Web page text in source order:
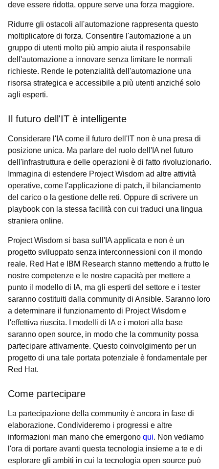
deve essere ridotta, oppure serve una forza maggiore.
Ridurre gli ostacoli all'automazione rappresenta questo
moltiplicatore di forza. Consentire l'automazione a un
gruppo di utenti molto più ampio aiuta il responsabile
dell'automazione a innovare senza limitare le normali
richieste. Rende le potenzialità dell'automazione una
risorsa strategica e accessibile a più utenti anziché solo
agli esperti.
Il futuro dell'IT è intelligente
Considerare l'IA come il futuro dell'IT non è una presa di
posizione unica. Ma parlare del ruolo dell'IA nel futuro
dell'infrastruttura e delle operazioni è di fatto rivoluzionario.
Immagina di estendere Project Wisdom ad altre attività
operative, come l'applicazione di patch, il bilanciamento
del carico o la gestione delle reti. Oppure di scrivere un
playbook con la stessa facilità con cui traduci una lingua
straniera online.
Project Wisdom si basa sull'IA applicata e non è un
progetto sviluppato senza interconnessioni con il mondo
reale. Red Hat e IBM Research stanno mettendo a frutto le
nostre competenze e le nostre capacità per mettere a
punto il modello di IA, ma gli esperti del settore e i tester
saranno costituiti dalla community di Ansible. Saranno loro
a determinare il funzionamento di Project Wisdom e
l'effettiva riuscita. I modelli di IA e i motori alla base
saranno open source, in modo che la community possa
partecipare attivamente. Questo coinvolgimento per un
progetto di una tale portata potenziale è fondamentale per
Red Hat.
Come partecipare
La partecipazione della community è ancora in fase di
elaborazione. Condivideremo i progressi e altre
informazioni man mano che emergono qui. Non vediamo
l'ora di portare avanti questa tecnologia insieme a te e di
esplorare gli ambiti in cui la tecnologia open source può